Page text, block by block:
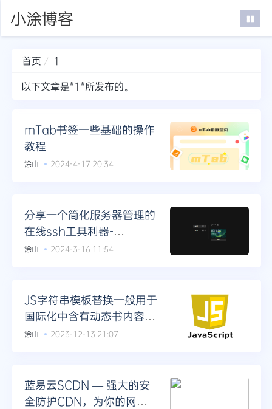
小涂博客
mTab书签
首页
1
以下文章是"1"所发布的。
mTab书签一些基础的操作
教程
涂山 2024-4-17 20:34
分享一个简化服务器管理的
在线ssh工具利器-
WebTerm
涂山 2024-3-16 11:54
JS字符串模板替换一般用于
国际化中含有动态书内容使
用
涂山 2023-12-13 21:07
蓝易云SCDN — 强大的安
全防护CDN，为你的网站